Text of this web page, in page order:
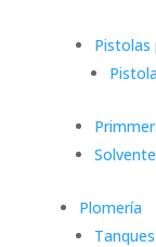
Pistolas
Plomería